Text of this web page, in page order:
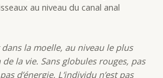
au niveau du canal anal
la moelle, au niveau le plus
la vie. Sans globules rouges, pas
d’énergie. L’individu n’est pas